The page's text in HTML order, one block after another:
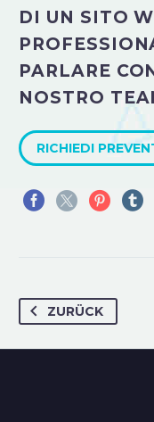
DI UN SITO
PARLARE
NOSTRO
RICHIEDI
ZURÜCK